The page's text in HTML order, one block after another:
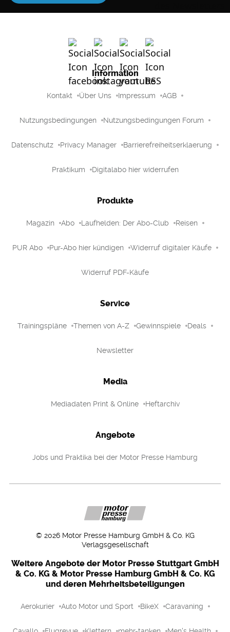
Information
Kontakt Über Uns Impressum AGB
Nutzungsbedingungen Nutzungsbedingungen Forum
Datenschutz Privacy Manager Barrierefreiheitserklaerung
Praktikum Digitalabo hier widerrufen
Produkte
Magazin Abo Laufhelden: Der Abo-Club Reisen
PUR Abo Pur-Abo hier kündigen Widerruf digitaler Käufe
Widerruf PDF-Käufe
Service
Trainingspläne Themen von A-Z Gewinnspiele Deals
Newsletter
Media
Mediadaten Print & Online Heftarchiv
Angebote
Jobs und Praktika bei der Motor Presse Hamburg
© 2026 Motor Presse Hamburg GmbH & Co. KG
Verlagsgesellschaft
Weitere Angebote der Motor Presse Stuttgart GmbH
& Co. KG & Motor Presse Hamburg GmbH & Co. KG
und deren Mehrheitsbeteiligungen
Aerokurier Auto Motor und Sport BikeX Caravaning